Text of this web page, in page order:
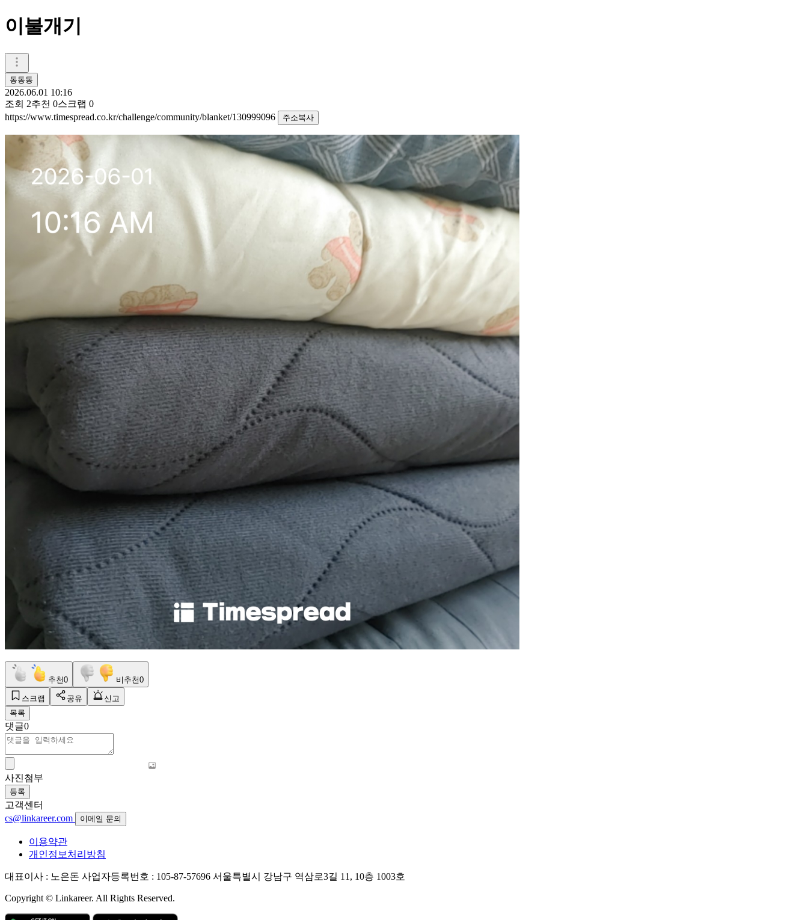
이불개기
동동동
2026.06.01 10:16
조회 2추천 0스크랩 0
https://www.timespread.co.kr/challenge/community/blanket/130999096
주소복사
추천0 비추천0
스크랩 공유
신고
목록
댓글0
사진첨부
등록
고객센터
cs@linkareer.com
이메일 문의
이용약관
개인정보처리방침
대표이사 : 노은돈 사업자등록번호 : 105-87-57696 서울특별시 강남구 역삼로3길 11, 10층 1003호
Copyright © Linkareer. All Rights Reserved.